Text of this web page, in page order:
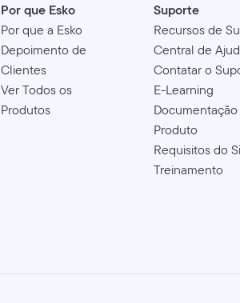
Por que Esko
Por que a Esko
Depoimento de
Clientes
Ver Todos os
Produtos
Suporte
Recursos de
Central de
Contatar o
E-Learning
Produto
Requisitos do
Treinamento